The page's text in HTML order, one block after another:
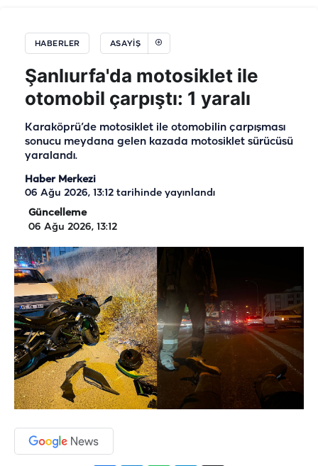
HABERLER ASAYIŞ
Şanlıurfa'da motosiklet ile
otomobil çarpıştı: 1 yaralı
Karaköprü’de motosiklet ile otomobilin çarpışması
sonucu meydana gelen kazada motosiklet sürücüsü
yaralandı.
Haber Merkezi
06 Ağu 2026, 13:12 tarihinde yayınlandı
Güncelleme
06 Ağu 2026, 13:12